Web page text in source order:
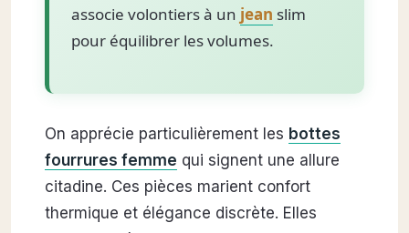
associe volontiers à un jean slim
pour équilibrer les volumes.
On apprécie particulièrement les bottes
fourrures femme qui signent une allure
citadine. Ces pièces marient confort
thermique et élégance discrète. Elles